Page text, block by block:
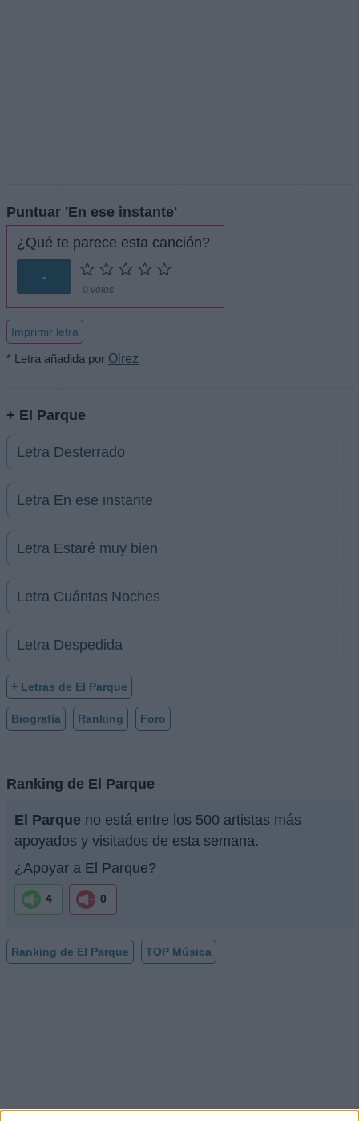
Puntuar 'En ese instante'
¿Qué te parece esta canción?
-
0 votos
Imprimir letra
* Letra añadida por Olrez
+ El Parque
Letra Desterrado
Letra En ese instante
Letra Estaré muy bien
Letra Cuántas Noches
Letra Despedida
+ Letras de El Parque
Biografía Ranking Foro
Ranking de El Parque
El Parque no está entre los 500 artistas más
apoyados y visitados de esta semana.
¿Apoyar a El Parque?
4 0
Ranking de El Parque TOP Música